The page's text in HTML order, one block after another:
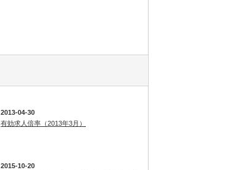
2013-04-30
有効求人倍率（2013年3月）
2015-10-20